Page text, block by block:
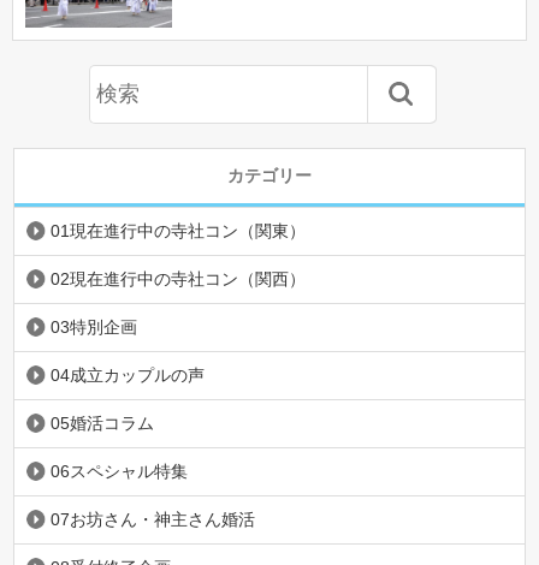
カテゴリー
01現在進行中の寺社コン（関東）
02現在進行中の寺社コン（関西）
03特別企画
04成立カップルの声
05婚活コラム
06スペシャル特集
07お坊さん・神主さん婚活